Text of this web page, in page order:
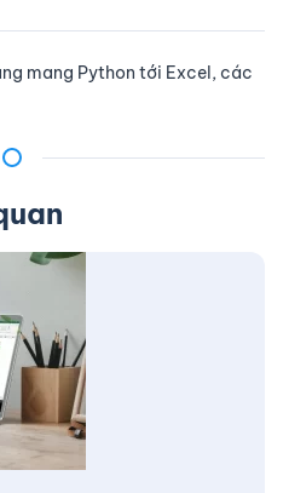
mang Python tới Excel, các